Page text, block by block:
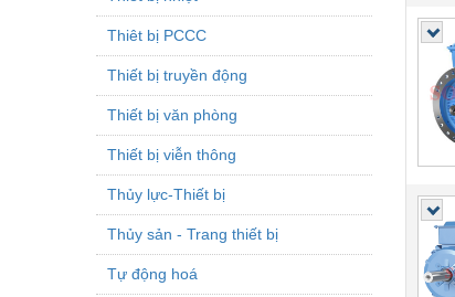
Thiêt bị PCCC
Thiết bị truyền động
Thiết bị văn phòng
Thiết bị viễn thông
Thủy lực-Thiết bị
Thủy sản - Trang thiết bị
Tự động hoá